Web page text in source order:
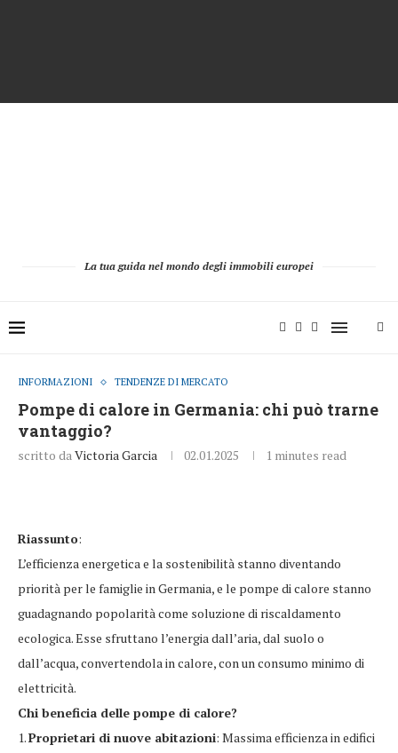
La tua guida nel mondo degli immobili europei
INFORMAZIONI TENDENZE DI MERCATO
Pompe di calore in Germania: chi può trarne
vantaggio?
scritto daVictoria Garcia 02.01.2025 1 minutes read
Riassunto:
L’efficienza energetica e la sostenibilità stanno diventando
priorità per le famiglie in Germania, e le pompe di calore stanno
guadagnando popolarità come soluzione di riscaldamento
ecologica. Esse sfruttano l’energia dall’aria, dal suolo o
dall’acqua, convertendola in calore, con un consumo minimo di
elettricità.
Chi beneficia delle pompe di calore?
1.Proprietari di nuove abitazioni: Massima efficienza in edifici